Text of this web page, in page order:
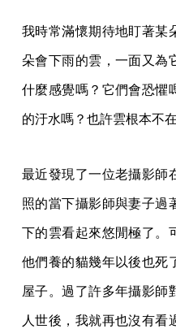
我時常滿懷期待地盯著某
朵會下雨的雲，一面又為
什麼感覺嗎？它們會恐懼
的汙水嗎？也許雲根本不在
最近發現了一位老攝影師
照的當下攝影師與妻子過
下的雲看起來悠閒極了。
他們養的貓幾年以後也死
屋子。過了許多年攝影師
人世後，我就再也沒有看